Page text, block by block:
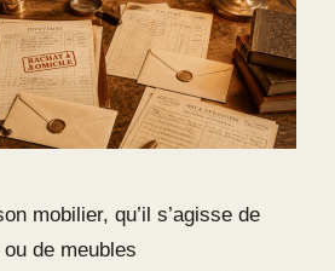
mobilier, qu’il s’agisse de
de meubles